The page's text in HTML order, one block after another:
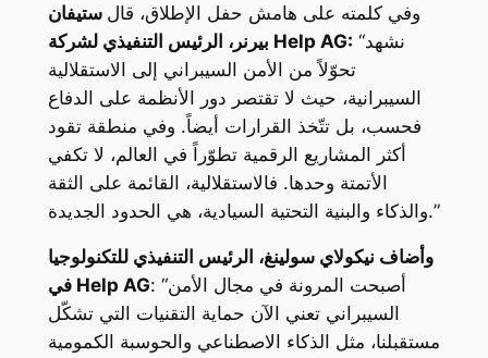
وفي كلمته على هامش حفل الإطلاق، قال ستيفان
بيرنر، الرئيس التنفيذي لشركة Help AG: “نشهد
تحوّلاً من الأمن السيبراني إلى الاستقلالية
السيبرانية، حيث لا تقتصر دور الأنظمة على الدفاع
فحسب، بل تتّخذ القرارات أيضاً. وفي منطقة تقود
أكثر المشاريع الرقمية تطوّراً في العالم، لا تكفي
الأتمتة وحدها. فالاستقلالية، القائمة على الثقة
والذكاء والبنية التحتية السيادية، هي الحدود الجديدة.”
وأضاف نيكولاي سولينغ، الرئيس التنفيذي للتكنولوجيا
في Help AG: “أصبحت المرونة في مجال الأمن
السيبراني تعني الآن حماية التقنيات التي تشكّل
مستقبلنا، مثل الذكاء الاصطناعي والحوسبة الكمومية